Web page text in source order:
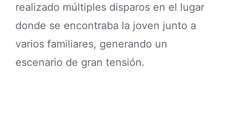
realizado múltiples disparos en el lugar
donde se encontraba la joven junto a
varios familiares, generando un
escenario de gran tensión.